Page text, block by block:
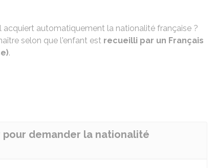
automatiquement la nationalité française ?
selon que l'enfant est recueilli par un Français
.
demander la nationalité